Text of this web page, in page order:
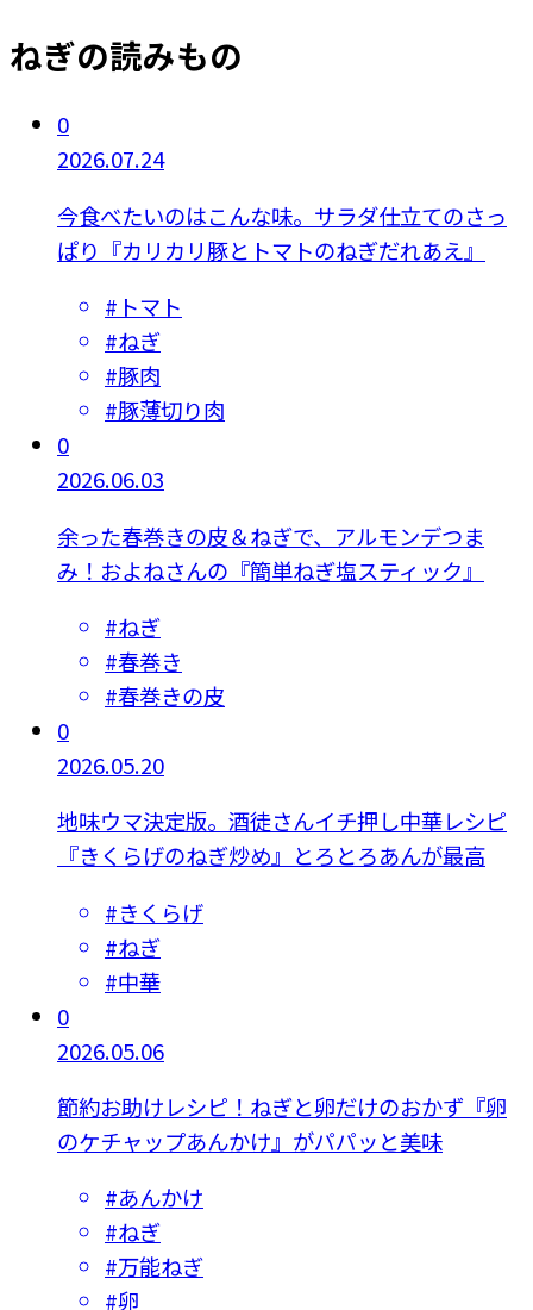
ねぎの読みもの
0
2026.07.24
今食べたいのはこんな味。サラダ仕立てのさっ
ぱり『カリカリ豚とトマトのねぎだれあえ』
# トマト
#ねぎ
#豚肉
#豚薄切り肉
0
2026.06.03
余った春巻きの皮＆ねぎで、アルモンデつま
み！およねさんの『簡単ねぎ塩スティック』
#ねぎ
#春巻き
#春巻きの皮
0
2026.05.20
地味ウマ決定版。酒徒さんイチ押し中華レシピ
『きくらげのねぎ炒め』とろとろあんが最高
#きくらげ
#ねぎ
#中華
0
2026.05.06
節約お助けレシピ！ねぎと卵だけのおかず『卵
のケチャップあんかけ』がパパッと美味
#あんかけ
#ねぎ
#万能ねぎ
#卵